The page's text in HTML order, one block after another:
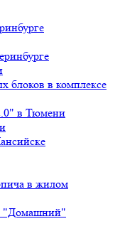
блоков в комплексе
в Тюмени
в жилом
"Домашний"